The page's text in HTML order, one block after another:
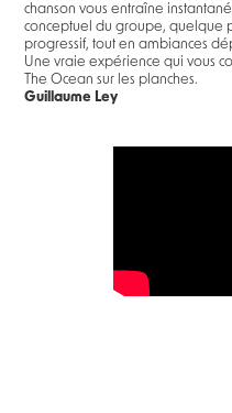
chanson vous entraîne
conceptuel du groupe, quelque
progressif, tout en ambiances
Une vraie expérience qui vous
The Ocean sur les planches.
Guillaume Ley